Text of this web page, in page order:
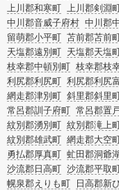
上川郡和寒町 上川郡剣淵
中川郡音威子府村 中川郡
留萌郡小平町 苫前郡苫前
天塩郡遠別町 天塩郡天塩
枝幸郡中頓別町 枝幸郡枝
利尻郡利尻町 利尻郡利尻
網走郡津別町 斜里郡斜里
常呂郡訓子府町 常呂郡置
紋別郡湧別町 紋別郡滝上
紋別郡雄武町 網走郡大空
勇払郡厚真町 虻田郡洞爺
沙流郡日高町 沙流郡平取
幌泉郡えりも町
日高郡新